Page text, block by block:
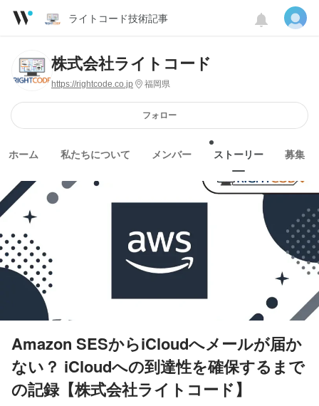
ライトコード技術記事
株式会社ライトコード
https://rightcode.co.jp 福岡県
フォロー
ホーム 私たちについて メンバー ストーリー 募集
Amazon SESからiCloudへメールが届か
ない？ iCloudへの到達性を確保するまで
の記録【株式会社ライトコード】